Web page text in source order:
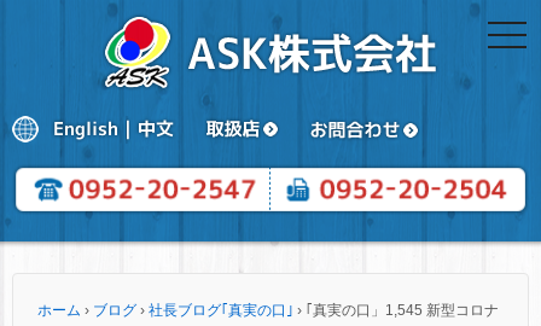
ホーム › ブログ › 社長ブログ｢真実の口｣ › ｢真実の口」1,545 新型コロナ